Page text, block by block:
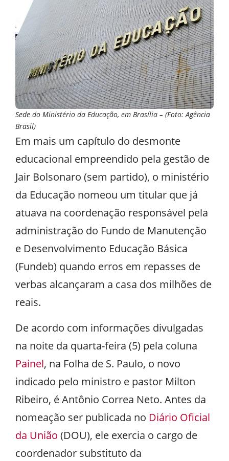
Sede do Ministério da Educação, em Brasília – (Foto: Agência
Brasil)
Em mais um capítulo do desmonte
educacional empreendido pela gestão de
Jair Bolsonaro (sem partido), o ministério
da Educação nomeou um titular que já
atuava na coordenação responsável pela
administração do Fundo de Manutenção
e Desenvolvimento Educação Básica
(Fundeb) quando erros em repasses de
verbas alcançaram a casa dos milhões de
reais.
De acordo com informações divulgadas
na noite da quarta-feira (5) pela coluna
Painel, na Folha de S. Paulo, o novo
indicado pelo ministro e pastor Milton
Ribeiro, é Antônio Correa Neto. Antes da
nomeação ser publicada no Diário Oficial
da União (DOU), ele exercia o cargo de
coordenador substituto da